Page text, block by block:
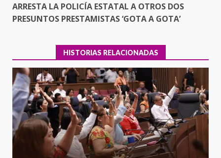
ARRESTA LA POLICÍA ESTATAL A OTROS DOS
PRESUNTOS PRESTAMISTAS ‘GOTA A GOTA’
HISTORIAS RELACIONADAS